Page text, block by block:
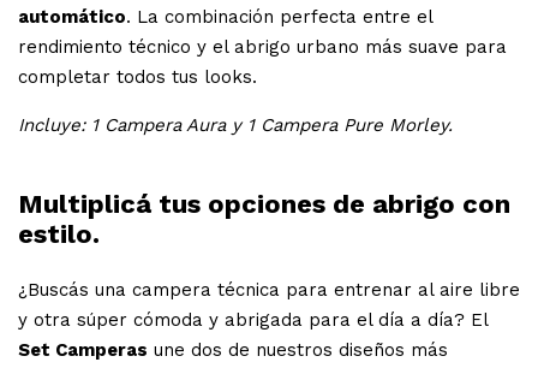
automático. La combinación perfecta entre el
rendimiento técnico y el abrigo urbano más suave para
completar todos tus looks.
Incluye: 1 Campera Aura y 1 Campera Pure Morley.
Multiplicá tus opciones de abrigo con
estilo.
¿Buscás una campera técnica para entrenar al aire libre
y otra súper cómoda y abrigada para el día a día? El
Set Camperas une dos de nuestros diseños más